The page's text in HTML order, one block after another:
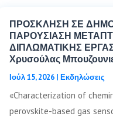
ΠΡΟΣΚΛΗΣΗ ΣΕ
ΠΑΡΟΥΣΙΑΣΗ
ΔΙΠΛΩΜΑΤΙΚΗΣ
Χρυσούλας
Ιούλ 15, 2026| Εκδηλώσεις
«Characterization of
perovskite-based gas